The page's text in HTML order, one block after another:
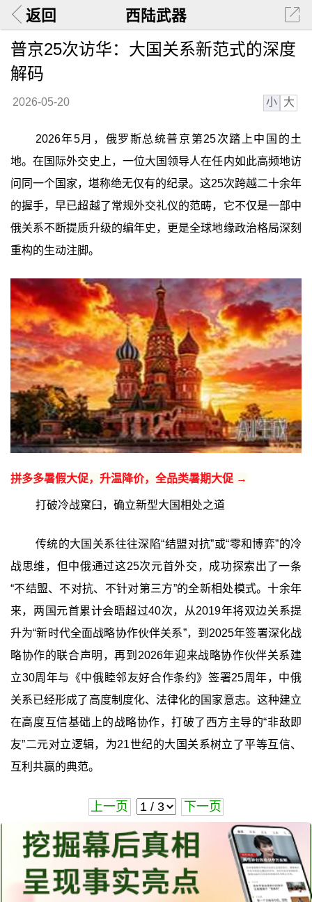
返回 西陆武器
普京25次访华：大国关系新范式的深度
解码
2026-05-20 小 大
2026年5月，俄罗斯总统普京第25次踏上中国的土
地。在国际外交史上，一位大国领导人在任内如此高频地访
问同一个国家，堪称绝无仅有的纪录。这25次跨越二十余年
的握手，早已超越了常规外交礼仪的范畴，它不仅是一部中
俄关系不断提质升级的编年史，更是全球地缘政治格局深刻
重构的生动注脚。
拼多多暑假大促，升温降价，全品类暑期大促 →
打破冷战窠臼，确立新型大国相处之道
传统的大国关系往往深陷“结盟对抗”或“零和博弈”的冷
战思维，但中俄通过这25次元首外交，成功探索出了一条
“不结盟、不对抗、不针对第三方”的全新相处模式。十余年
来，两国元首累计会晤超过40次，从2019年将双边关系提
升为“新时代全面战略协作伙伴关系”，到2025年签署深化战
略协作的联合声明，再到2026年迎来战略协作伙伴关系建
立30周年与《中俄睦邻友好合作条约》签署25周年，中俄
关系已经形成了高度制度化、法律化的国家意志。这种建立
在高度互信基础上的战略协作，打破了西方主导的“非敌即
友”二元对立逻辑，为21世纪的大国关系树立了平等互信、
互利共赢的典范。
上一页 下一页